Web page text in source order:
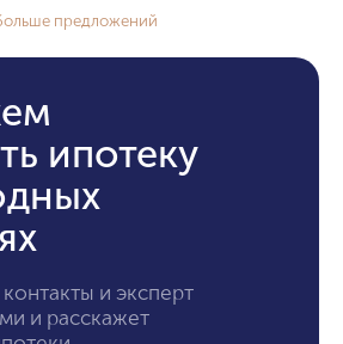
предложений
ипотеку
и эксперт
и расскажет